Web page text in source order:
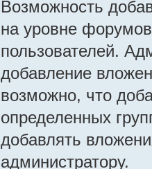
Возможность
на уровне
пользователей.
добавление
возможно, что
определенных
добавлять
администратору.